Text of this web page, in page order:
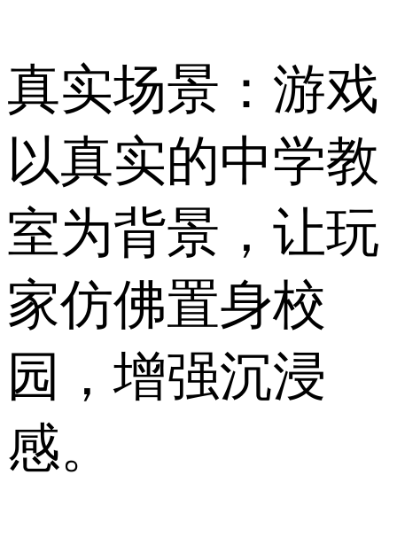
真实场景：游戏
以真实的中学教
室为背景，让玩
家仿佛置身校
园，增强沉浸
感。